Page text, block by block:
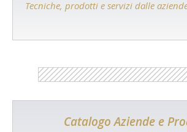
Tecniche, prodotti e servizi dalle
Catalogo Aziende e